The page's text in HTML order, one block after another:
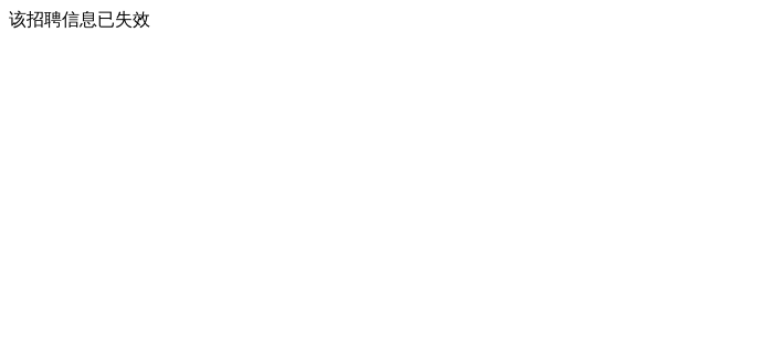
该招聘信息已失效